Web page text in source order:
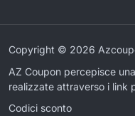
Copyright © 2026
AZ Coupon percepisce
realizzate attraverso i link
Codici sconto